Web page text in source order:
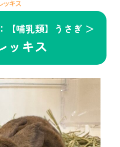
ッキス
【哺乳類】うさぎ ＞
ッキス